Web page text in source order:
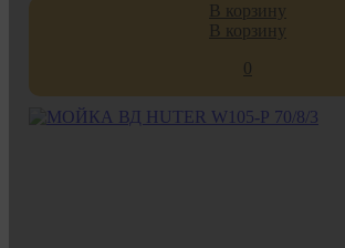
В корзину
В корзину
0